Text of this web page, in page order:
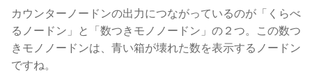
カウンターノードンの出力につながっているのが「くらべ
るノードン」と「数つきモノノードン」の２つ。この数つ
きモノノードンは、青い箱が壊れた数を表示するノードン
ですね。